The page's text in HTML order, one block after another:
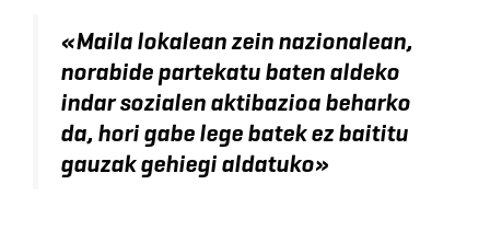
«Maila lokalean zein nazionalean,
norabide partekatu baten aldeko
indar sozialen aktibazioa beharko
da, hori gabe lege batek ez baititu
gauzak gehiegi aldatuko»